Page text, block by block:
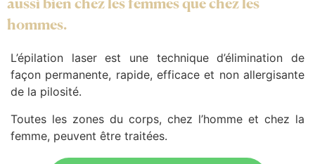
aussi bien chez les femmes que chez les
hommes.
L’épilation laser est une technique d’élimination de
façon permanente, rapide, efficace et non allergisante
de la pilosité.
Toutes les zones du corps, chez l’homme et chez la
femme, peuvent être traitées.